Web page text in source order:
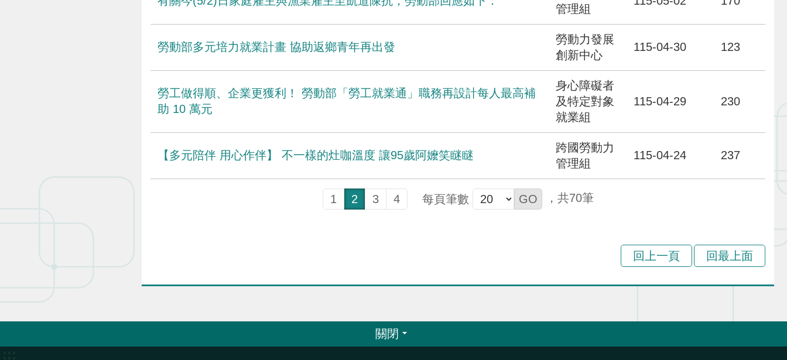
管理組
勞動部多元培力就業計畫 協助返鄉青年再出發
勞動力發展
創新中心
115-04-30 123
勞工做得順、企業更獲利！ 勞動部「勞工就業通」職務再設計每人最高補
助 10 萬元
身心障礙者
及特定對象
就業組
115-04-29 230
【多元陪伴 用心作伴】 不一樣的灶咖溫度 讓95歲阿嬤笑瞇瞇
跨國勞動力
管理組
115-04-24 237
1 2 3 4 每頁筆數 70
回上一頁 回最上面
關閉